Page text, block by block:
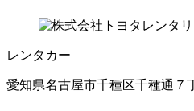
レンタカー
愛知県名古屋市千種区千種通７